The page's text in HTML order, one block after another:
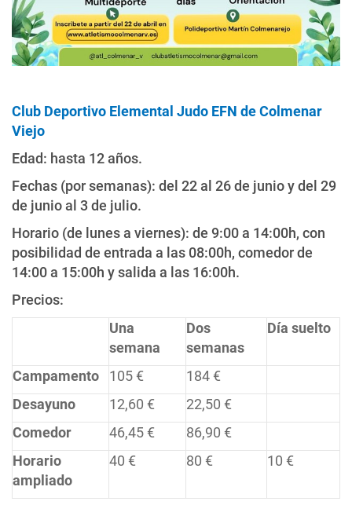
Club Deportivo Elemental Judo EFN de Colmenar
Viejo
Edad: hasta 12 años.
Fechas (por semanas): del 22 al 26 de junio y del 29
de junio al 3 de julio.
Horario (de lunes a viernes): de 9:00 a 14:00h, con
posibilidad de entrada a las 08:00h, comedor de
14:00 a 15:00h y salida a las 16:00h.
Precios:
Una
semana
Dos
semanas
Día suelto
Campamento 105 €
184 €
Desayuno
12,60 €
22,50 €
Comedor
46,45 €
86,90 €
Horario
ampliado
40 € 80 € 10 €